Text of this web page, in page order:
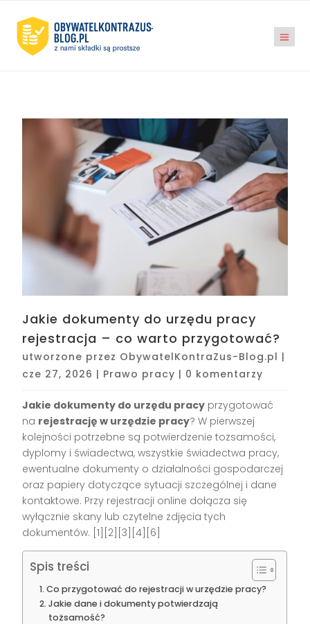
Jakie dokumenty do urzędu pracy
rejestracja – co warto przygotować?
utworzone przez ObywatelKontraZus-Blog.pl |
cze 27, 2026 | Prawo pracy | 0 komentarzy
Jakie dokumenty do urzędu pracy przygotować
na rejestrację w urzędzie pracy? W pierwszej
kolejności potrzebne są potwierdzenie tożsamości,
dyplomy i świadectwa, wszystkie świadectwa pracy,
ewentualne dokumenty o działalności gospodarczej
oraz papiery dotyczące sytuacji szczególnej i dane
kontaktowe. Przy rejestracji online dołącza się
wyłącznie skany lub czytelne zdjęcia tych
dokumentów. [1][2][3][4][6]
Spis treści
Co przygotować do rejestracji w urzędzie pracy?
Jakie dane i dokumenty potwierdzają
tożsamość?